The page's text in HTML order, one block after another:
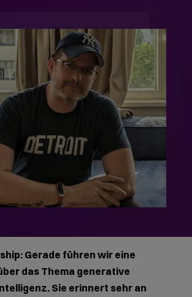
Gerade führen wir eine
das Thema generative
Sie erinnert sehr an